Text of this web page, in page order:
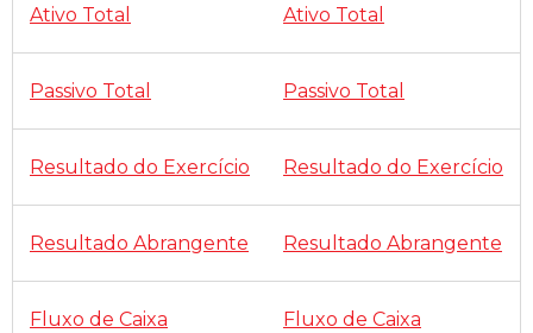
Ativo Total Ativo Total
Passivo Total Passivo Total
Resultado do Exercício Resultado do Exercício
Resultado Abrangente Resultado Abrangente
Fluxo de Caixa Fluxo de Caixa